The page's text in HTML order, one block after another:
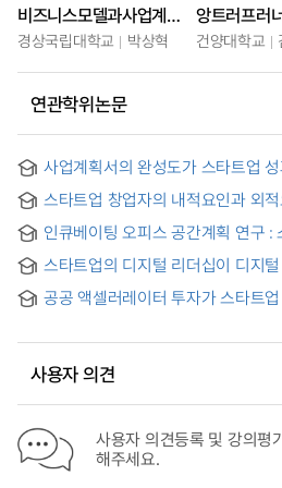
비즈니스모델과사업계획서
경상국립대학교 박상혁
앙트러프러
건양대학교
연관학위논문
사업계획서의 완성도가 스타트업
The Effect of Business Plan
Performance : Focusing on the
Entrepreneurs' Self-satisfaction
스타트업 창업자의 내적요인과 외
중심으로 = The Effects of
the Founders’ on Startup
Mediating Effect of Self-efficacy
Model
인큐베이팅 오피스 공간계획 연구 :
스타트업의 디지털 리더십이 디지
The impact of a startup’s digital
type of business transaction
moderating effect
공공 액셀러레이터 투자가 스타트
사용자 의견
사용자 의견등록 및 강의평
해주세요.